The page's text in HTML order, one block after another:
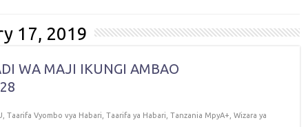
17, 2019
WA MAJI IKUNGI AMBAO
Taarifa Vyombo vya Habari Taarifa ya Habari Tanzania MpyA+ Wizara ya